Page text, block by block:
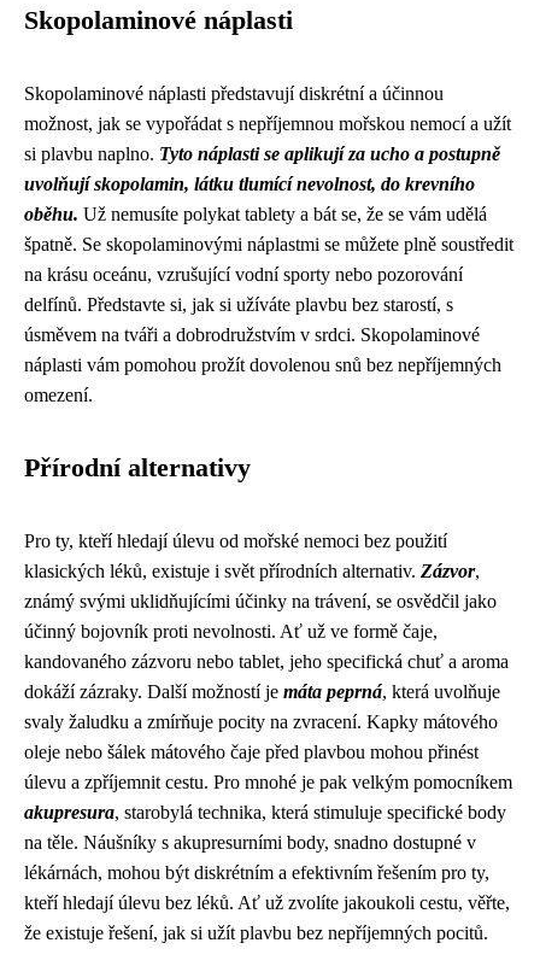
Skopolaminové náplasti
Skopolaminové náplasti představují diskrétní a účinnou
možnost, jak se vypořádat s nepříjemnou mořskou nemocí a užít
si plavbu naplno. Tyto náplasti se aplikují za ucho a postupně
uvolňují skopolamin, látku tlumící nevolnost, do krevního
oběhu. Už nemusíte polykat tablety a bát se, že se vám udělá
špatně. Se skopolaminovými náplastmi se můžete plně soustředit
na krásu oceánu, vzrušující vodní sporty nebo pozorování
delfínů. Představte si, jak si užíváte plavbu bez starostí, s
úsměvem na tváři a dobrodružstvím v srdci. Skopolaminové
náplasti vám pomohou prožít dovolenou snů bez nepříjemných
omezení.
Přírodní alternativy
Pro ty, kteří hledají úlevu od mořské nemoci bez použití
klasických léků, existuje i svět přírodních alternativ. Zázvor,
známý svými uklidňujícími účinky na trávení, se osvědčil jako
účinný bojovník proti nevolnosti. Ať už ve formě čaje,
kandovaného zázvoru nebo tablet, jeho specifická chuť a aroma
dokáží zázraky. Další možností je máta peprná, která uvolňuje
svaly žaludku a zmírňuje pocity na zvracení. Kapky mátového
oleje nebo šálek mátového čaje před plavbou mohou přinést
úlevu a zpříjemnit cestu. Pro mnohé je pak velkým pomocníkem
akupresura, starobylá technika, která stimuluje specifické body
na těle. Náušníky s akupresurními body, snadno dostupné v
lékárnách, mohou být diskrétním a efektivním řešením pro ty,
kteří hledají úlevu bez léků. Ať už zvolíte jakoukoli cestu, věřte,
že existuje řešení, jak si užít plavbu bez nepříjemných pocitů.